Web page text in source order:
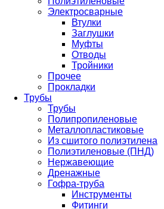
Электросварные
Втулки
Заглушки
Муфты
Отводы
Тройники
Прочее
Прокладки
Трубы
Трубы
Полипропиленовые
Металлопластиковые
Из сшитого полиэтилена
Полиэтиленовые (ПНД)
Нержавеющие
Дренажные
Гофра-труба
Инструменты
Фитинги